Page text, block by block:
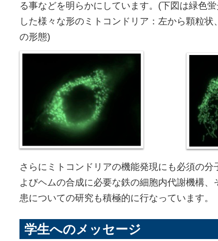
る事などを明らかにしています。(下図は緑色
した様々な形のミトコンドリア：左から顆粒
の形態)
さらにミトコンドリアの機能発現にも必須の
よびヘムの合成に必要な鉄の細胞内代謝機構
患についての研究も積極的に行なっています。
学生へのメッセージ